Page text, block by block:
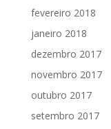
fevereiro 2018
janeiro 2018
dezembro 2017
novembro 2017
outubro 2017
setembro 2017